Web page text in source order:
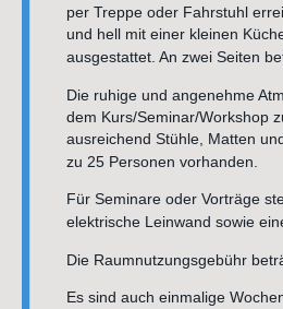
per Treppe oder Fahrstuhl
und hell mit einer kleinen
ausgestattet. An zwei Seiten
Die ruhige und angenehme
dem Kurs/Seminar/Workshop
ausreichend Stühle, Matten
zu 25 Personen vorhanden.
Für Seminare oder Vorträge
elektrische Leinwand sowie
Die Raumnutzungsgebühr
Es sind auch einmalige